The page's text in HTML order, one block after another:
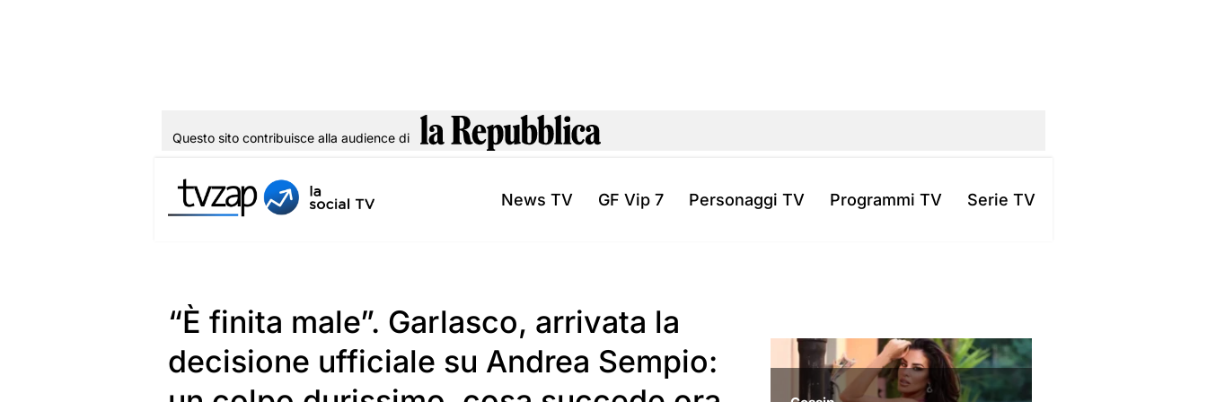
al
Questo sito contribuisce alla audience di
News TV GF Vip 7 Personaggi TV Programmi TV Serie TV
“È finita male”. Garlasco, arrivata la
decisione ufficiale su Andrea Sempio: